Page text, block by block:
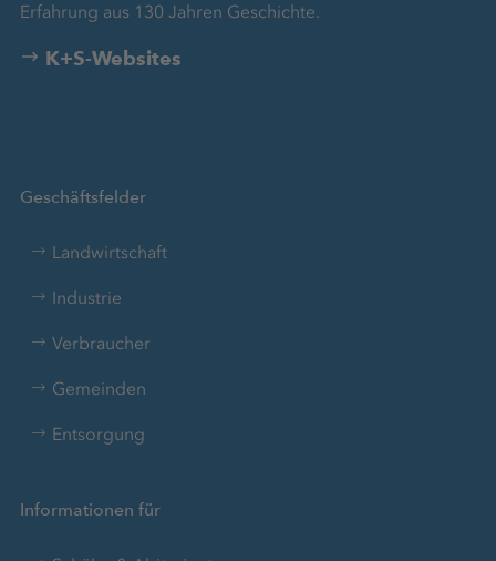
Erfahrung aus 130 Jahren Geschichte.
K+S-Websites
Geschäftsfelder
Landwirtschaft
Industrie
Verbraucher
Gemeinden
Entsorgung
Informationen für